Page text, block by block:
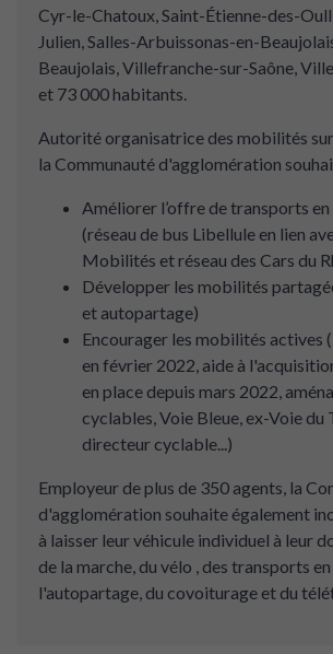
Cyr-le-Chatoux, Saint-Étienne-des-
Julien, Salles-Arbuissonas-en-
Beaujolais, Villefranche-sur-Saône,
et 73 000 habitants.
Autorité organisatrice des mobilités
la Communauté d'agglomération
Améliorer l’offre de transports
(réseau de bus Libellule en lien
Mobilités et réseau des Cars du
Développer les mobilités
et autopartage)
Encourager les mobilités actives
en février 2022, aide à
en place depuis mars 2022,
cyclables, Voie Bleue, ex-Voie du
directeur cyclable...)
Employeur de plus de 350 agents, la
d'agglomération souhaite également
à laisser leur véhicule individuel à leur
de la marche, du vélo , des transports
l'autopartage, du covoiturage et du